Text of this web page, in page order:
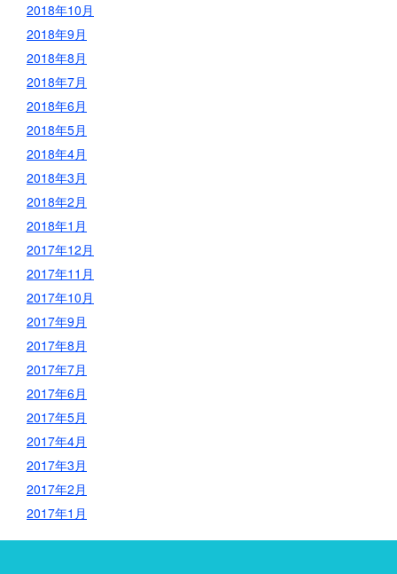
2018年10月
2018年9月
2018年8月
2018年7月
2018年6月
2018年5月
2018年4月
2018年3月
2018年2月
2018年1月
2017年12月
2017年11月
2017年10月
2017年9月
2017年8月
2017年7月
2017年6月
2017年5月
2017年4月
2017年3月
2017年2月
2017年1月